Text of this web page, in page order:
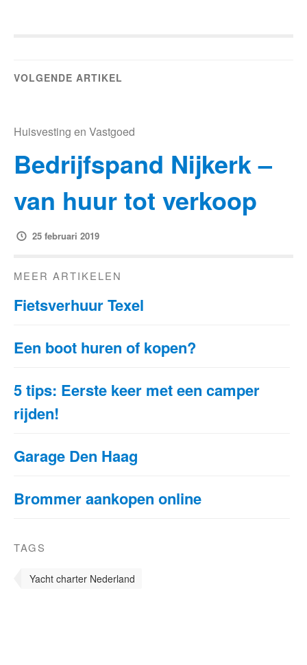
VOLGENDE ARTIKEL
Huisvesting en Vastgoed
Bedrijfspand Nijkerk –
van huur tot verkoop
25 februari 2019
MEER ARTIKELEN
Fietsverhuur Texel
Een boot huren of kopen?
5 tips: Eerste keer met een camper
rijden!
Garage Den Haag
Brommer aankopen online
TAGS
Yacht charter Nederland